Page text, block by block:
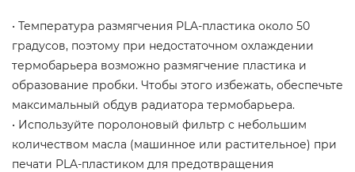
• Температура размягчения PLA-пластика около 50
градусов, поэтому при недостаточном охлаждении
термобарьера возможно размягчение пластика и
образование пробки. Чтобы этого избежать, обеспечьте
максимальный обдув радиатора термобарьера.
• Используйте поролоновый фильтр с небольшим
количеством масла (машинное или растительное) при
печати PLA-пластиком для предотвращения